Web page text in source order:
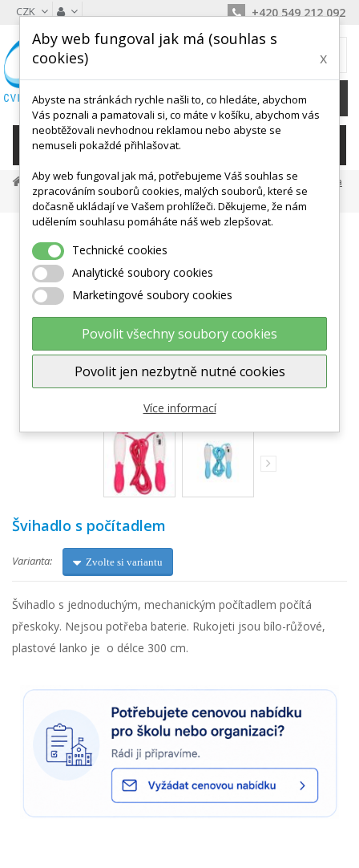
CZK +420 549 212 092
0 Kč
KATEGORIE
Vybavení Pro Sporty Atletika
Švihadla, Šplhací Lana
Švihadlo S Počítadlem
Zobrazit větší
Švihadlo s počítadlem
Varianta: Zvolte si variantu
Švihadlo s jednoduchým, mechanickým počítadlem počítá
přeskoky. Nejsou potřeba baterie. Rukojeti jsou bílo-růžové,
plastové lanko je o délce 300 cm.
Aby web fungoval jak má (souhlas s
cookies)
x
Abyste na stránkách rychle našli to, co hledáte, abychom
Vás poznali a pamatovali si, co máte v košíku, abychom vás
neobtěžovali nevhodnou reklamou nebo abyste se
nemuseli pokaždé přihlašovat.
Aby web fungoval jak má, potřebujeme Váš souhlas se
zpracováním souborů cookies, malých souborů, které se
dočasně ukládají ve Vašem prohlížeči. Děkujeme, že nám
udělením souhlasu pomáháte náš web zlepšovat.
Technické cookies
Analytické soubory cookies
Marketingové soubory cookies
Povolit všechny soubory cookies
Povolit jen nezbytně nutné cookies
Více informací